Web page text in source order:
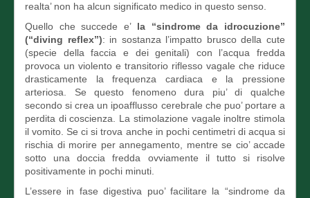
realta’ non ha alcun significato medico in questo senso.
Quello che succede e’ la “sindrome da idrocuzione”
(“diving reflex”): in sostanza l’impatto brusco della cute
(specie della faccia e dei genitali) con l’acqua fredda
provoca un violento e transitorio riflesso vagale che riduce
drasticamente la frequenza cardiaca e la pressione
arteriosa. Se questo fenomeno dura piu’ di qualche
secondo si crea un ipoafflusso cerebrale che puo’ portare a
perdita di coscienza. La stimolazione vagale inoltre stimola
il vomito. Se ci si trova anche in pochi centimetri di acqua si
rischia di morire per annegamento, mentre se cio’ accade
sotto una doccia fredda ovviamente il tutto si risolve
positivamente in pochi minuti.
L’essere in fase digestiva puo’ facilitare la “sindrome da